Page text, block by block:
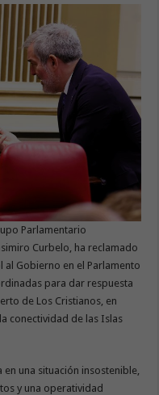
Parlamentario
Curbelo, ha reclamado
al Gobierno en el Parlamento
para dar respuesta
de Los Cristianos, en
conectividad de las Islas
en una situación insostenible,
y una operatividad